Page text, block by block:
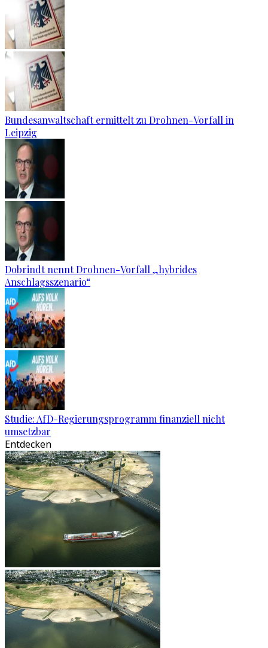
Bundesanwaltschaft ermittelt zu Drohnen-Vorfall in
Leipzig
Dobrindt nennt Drohnen-Vorfall „hybrides
Anschlagsszenario“
Studie: AfD-Regierungsprogramm finanziell nicht
umsetzbar
Entdecken